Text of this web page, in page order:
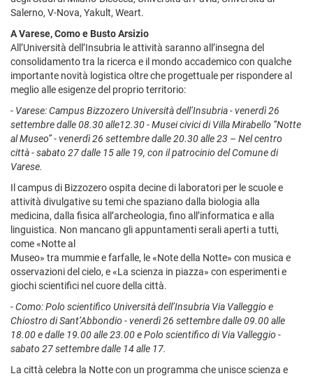
Salerno, V-Nova, Yakult, Weart.
A Varese, Como e Busto Arsizio
All’Università dell’Insubria le attività saranno all’insegna del
consolidamento tra la ricerca e il mondo accademico con qualche
importante novità logistica oltre che progettuale per rispondere al
meglio alle esigenze del proprio territorio:
- Varese: Campus Bizzozero Università dell’Insubria - venerdì 26
settembre dalle 08.30 alle12.30 - Musei civici di Villa Mirabello “Notte
al Museo” - venerdì 26 settembre dalle 20.30 alle 23 – Nel centro
città - sabato 27 dalle 15 alle 19, con il patrocinio del Comune di
Varese.
Il campus di Bizzozero ospita decine di laboratori per le scuole e
attività divulgative su temi che spaziano dalla biologia alla
medicina, dalla fisica all’archeologia, fino all’informatica e alla
linguistica. Non mancano gli appuntamenti serali aperti a tutti,
come «Notte al
Museo» tra mummie e farfalle, le «Note della Notte» con musica e
osservazioni del cielo, e «La scienza in piazza» con esperimenti e
giochi scientifici nel cuore della città.
- Como: Polo scientifico Università dell’Insubria Via Valleggio e
Chiostro di Sant’Abbondio - venerdì 26 settembre dalle 09.00 alle
18.00 e dalle 19.00 alle 23.00 e Polo scientifico di Via Valleggio -
sabato 27 settembre dalle 14 alle 17.
La città celebra la Notte con un programma che unisce scienza e